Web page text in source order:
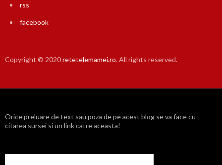
rss
facebook
Copyright © 2020retetelemamei.ro. All rights reserved.
Orice preluare de text sau poza de pe acest blog se va face cu
citarea sursei si un link catre aceasta!